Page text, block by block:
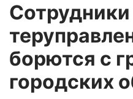
Сотрудники
борются с
городских